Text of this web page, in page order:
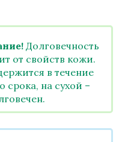
Долговечность
от свойств кожи.
в течение
срока, на сухой –